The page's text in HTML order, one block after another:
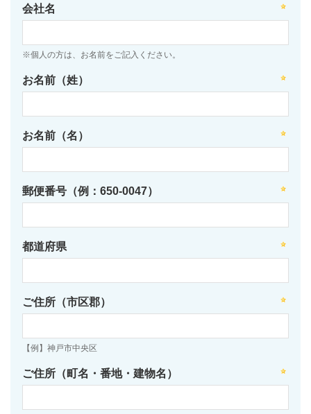
会社名
※個人の方は、お名前をご記入ください。
お名前（姓）
お名前（名）
郵便番号（例：650-0047）
都道府県
ご住所（市区郡）
【例】神戸市中央区
ご住所（町名・番地・建物名）